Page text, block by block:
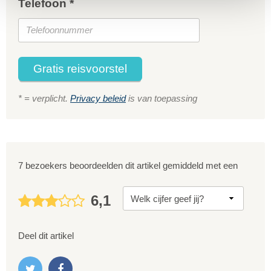
Telefoon *
Gratis reisvoorstel
* = verplicht. Privacy beleidis van toepassing
7 bezoekers beoordeelden dit artikel gemiddeld met een
6,1
Deel dit artikel